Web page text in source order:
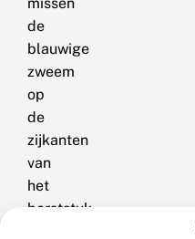
de
blauwige
zweem
op
de
zijkanten
van
het
borststuk.